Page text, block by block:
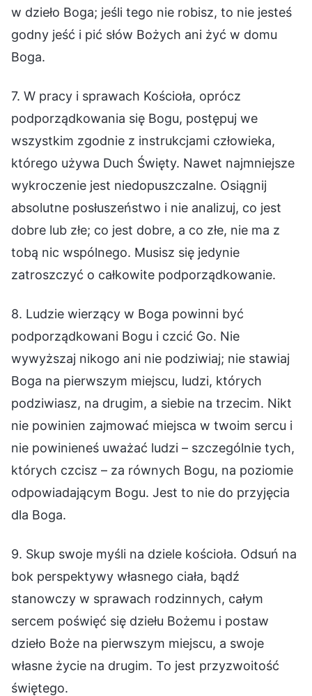
w dzieło Boga; jeśli tego nie robisz, to nie jesteś
godny jeść i pić słów Bożych ani żyć w domu
Boga.
7. W pracy i sprawach Kościoła, oprócz
podporządkowania się Bogu, postępuj we
wszystkim zgodnie z instrukcjami człowieka,
którego używa Duch Święty. Nawet najmniejsze
wykroczenie jest niedopuszczalne. Osiągnij
absolutne posłuszeństwo i nie analizuj, co jest
dobre lub złe; co jest dobre, a co złe, nie ma z
tobą nic wspólnego. Musisz się jedynie
zatroszczyć o całkowite podporządkowanie.
8. Ludzie wierzący w Boga powinni być
podporządkowani Bogu i czcić Go. Nie
wywyższaj nikogo ani nie podziwiaj; nie stawiaj
Boga na pierwszym miejscu, ludzi, których
podziwiasz, na drugim, a siebie na trzecim. Nikt
nie powinien zajmować miejsca w twoim sercu i
nie powinieneś uważać ludzi – szczególnie tych,
których czcisz – za równych Bogu, na poziomie
odpowiadającym Bogu. Jest to nie do przyjęcia
dla Boga.
9. Skup swoje myśli na dziele kościoła. Odsuń na
bok perspektywy własnego ciała, bądź
stanowczy w sprawach rodzinnych, całym
sercem poświęć się dziełu Bożemu i postaw
dzieło Boże na pierwszym miejscu, a swoje
własne życie na drugim. To jest przyzwoitość
świętego.